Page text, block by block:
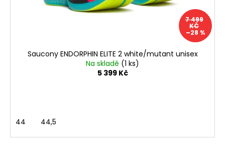
7 499
KČ
–28 %
Saucony ENDORPHIN ELITE 2 white/mutant unisex
Na skladě (1 ks)
5 399 Kč
44 44,5